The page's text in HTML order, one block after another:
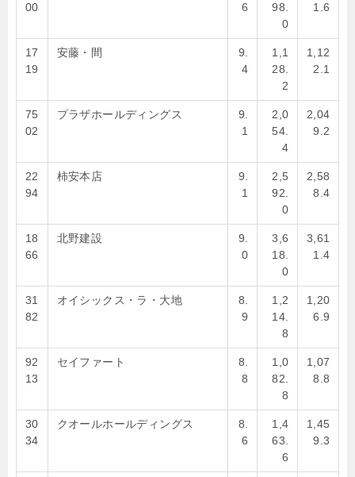
00
6
98.
0
1.6
17
19
安藤・間
9.
4
1,1
28.
2
1,12
2.1
75
02
プラザホールディングス
9.
1
2,0
54.
4
2,04
9.2
22
94
柿安本店
9.
1
2,5
92.
0
2,58
8.4
18
66
北野建設
9.
0
3,6
18.
0
3,61
1.4
31
82
オイシックス・ラ・大地
8.
9
1,2
14.
8
1,20
6.9
92
13
セイファート
8.
8
1,0
82.
8
1,07
8.8
30
34
クオールホールディングス
8.
6
1,4
63.
6
1,45
9.3